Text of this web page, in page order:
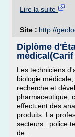
Lire la suite
Site : http://
Diplôme
médical(Carif
Les techniciens
biologie
recherche et
pharmaceutique,
effectuent des
produits. La
secteurs : police
de...